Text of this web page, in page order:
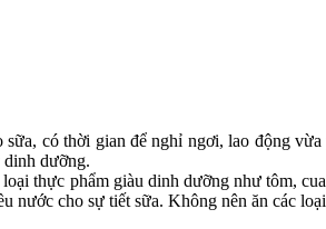
có thời gian để nghỉ ngơi, lao động vừa
dinh dưỡng.
thực phẩm giàu dinh dưỡng như tôm,
nước cho sự tiết sữa. Không nên ăn các